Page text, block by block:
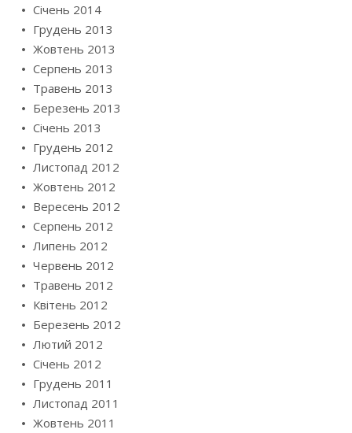
Січень 2014
Грудень 2013
Жовтень 2013
Серпень 2013
Травень 2013
Березень 2013
Січень 2013
Грудень 2012
Листопад 2012
Жовтень 2012
Вересень 2012
Серпень 2012
Липень 2012
Червень 2012
Травень 2012
Квітень 2012
Березень 2012
Лютий 2012
Січень 2012
Грудень 2011
Листопад 2011
Жовтень 2011